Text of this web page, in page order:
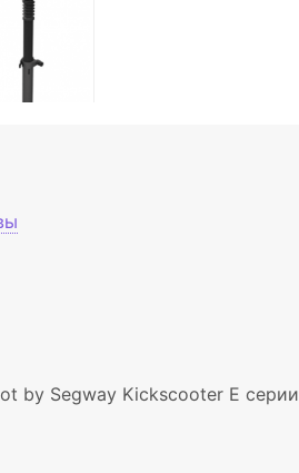
by Segway Kickscooter E серии